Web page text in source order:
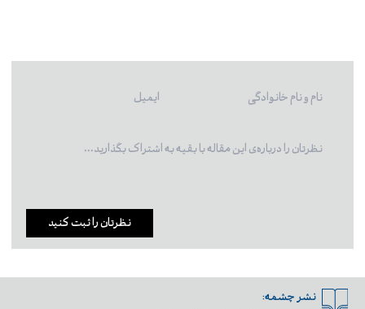
نظرتان را ثبت کنید
نشر چشمه: